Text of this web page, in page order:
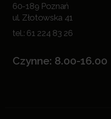
60-189 Poznań
ul. Złotowska 41
tel.: 61 224 83 26
Czynne: 8.00-16.00